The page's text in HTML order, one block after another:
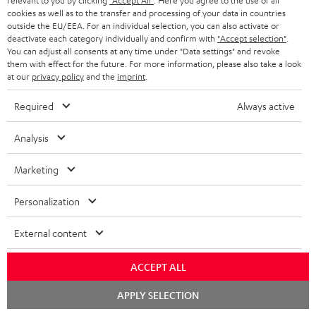
u
m
e
n
e
z
u
m
H
e
r
Mk3 18 (Stk.)
Quick Start Guide: Stand-Lautsprecher UL 40 Mk3 18
(Stk.)
Safety Booklet: Stand-Lautsprecher UL 40 Mk3 18
Konformitätserklärung: Center-Lautsprecher UL 40 C
Mk3 18
Bedienungsanleitung: Paar Regal-Lautsprecher UL 20
Mk3 18
Bedienungsanleitung: Aktiv-Subwoofer S 6000 SW
cookies as well as to the transfer and processing of your data in countries
outside the EU/EEA. For an individual selection, you can also activate or
deactivate each category individually and confirm with "Accept selection"
You can adjust all consents at any time under "Data settings" and revoke
them with effect for the future. For more information, please also take a look
at our privacy policyand the imprint
Required Always active
Analysis
Marketing
Personalization
External content
ACCEPT ALL
APPLY SELECTION